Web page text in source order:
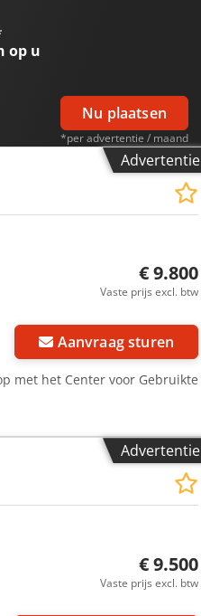
op u
Nu plaatsen
*per advertentie / maand
Advertentie
€ 9.800
Vaste prijs excl. btw
Aanvraag sturen
met het Center voor Gebruikte
Advertentie
€ 9.500
Vaste prijs excl. btw